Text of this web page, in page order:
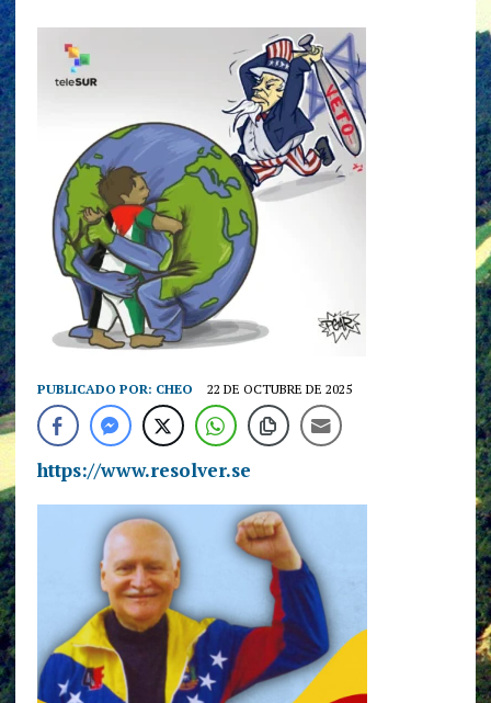
PUBLICADO POR: CHEO 22 DE OCTUBRE DE 2025
https://www.resolver.se